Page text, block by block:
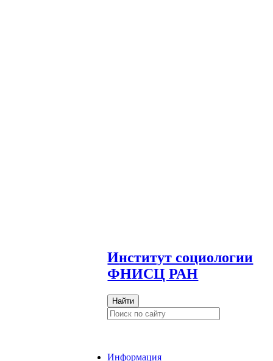
Институт социологии
ФНИСЦ РАН
Найти
Информация